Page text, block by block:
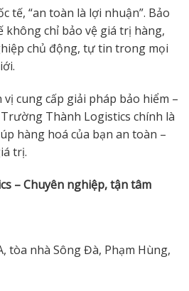
tế, “an toàn là lợi nhuận”. Bảo
không chỉ bảo vệ giá trị hàng,
chủ động, tự tin trong mọi
cung cấp giải pháp bảo hiểm –
Thành Logistics chính là
hàng hoá của bạn an toàn –
trị.
– Chuyên nghiệp, tận tâm
tòa nhà Sông Đà, Phạm Hùng,